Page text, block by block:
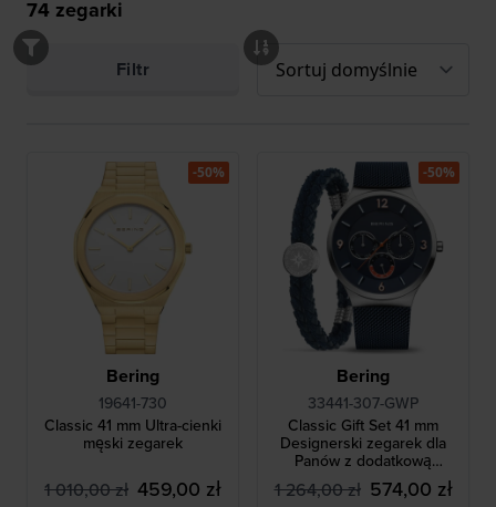
74 zegarki
Filtr
Bering
19641-730
Classic 41 mm Ultra-cienki
męski zegarek
1 010,00 zł 459,00 zł
-50%
Bering
33441-307-GWP
Classic Gift Set 41 mm
Designerski zegarek dla
Panów z dodatkową
bransoletą bijoux
1 264,00 zł 574,00 zł
-50%